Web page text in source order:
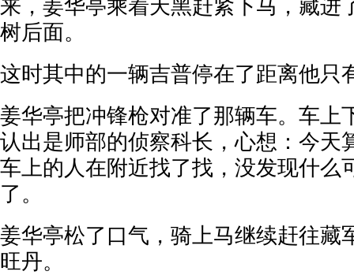
来，姜华亭乘着天黑赶紧下马，藏进
树后面。
这时其中的一辆吉普停在了距离他只
姜华亭把冲锋枪对准了那辆车。车上
认出是师部的侦察科长，心想：今天
车上的人在附近找了找，没发现什么
了。
姜华亭松了口气，骑上马继续赶往藏
旺丹。